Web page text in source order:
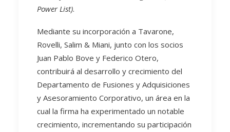
Power List).
Mediante su incorporación a Tavarone,
Rovelli, Salim & Miani, junto con los socios
Juan Pablo Bove y Federico Otero,
contribuirá al desarrollo y crecimiento del
Departamento de Fusiones y Adquisiciones
y Asesoramiento Corporativo, un área en la
cual la firma ha experimentado un notable
crecimiento, incrementando su participación